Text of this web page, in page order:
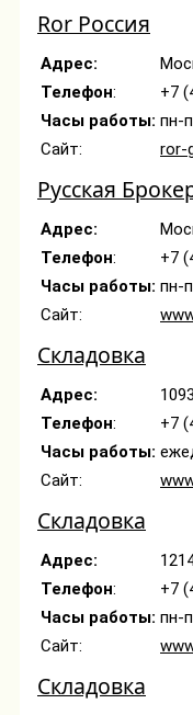
Ror Россия
Адрес:
Телефон:
+7
Часы работы: пн-
Сайт:
ror-
Русская
Адрес:
Телефон:
+7
Часы работы: пн-
Сайт:
Складовка
Адрес:
Телефон:
+7
Часы работы:
Сайт:
Складовка
Адрес:
Телефон:
+7
Часы работы: пн-
Сайт:
Складовка